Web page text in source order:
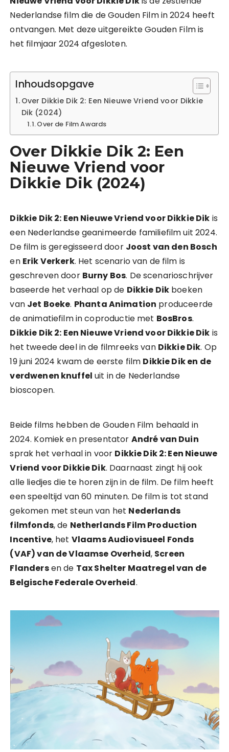
Nederlandse film die de Gouden Film in 2024 heeft
ontvangen. Met deze uitgereikte Gouden Film is
het filmjaar 2024 afgesloten.
Inhoudsopgave
Over Dikkie Dik 2: Een Nieuwe Vriend voor Dikkie
Dik (2024)
Over de Film Awards
Over Dikkie Dik 2: Een
Nieuwe Vriend voor
Dikkie Dik (2024)
Dikkie Dik 2: Een Nieuwe Vriend voor Dikkie Dik is
een Nederlandse geanimeerde familiefilm uit 2024.
De film is geregisseerd door Joost van den Bosch
en Erik Verkerk. Het scenario van de film is
geschreven door Burny Bos. De scenarioschrijver
baseerde het verhaal op de Dikkie Dik boeken
van Jet Boeke. Phanta Animation produceerde
de animatiefilm in coproductie met BosBros.
Dikkie Dik 2: Een Nieuwe Vriend voor Dikkie Dik is
het tweede deel in de filmreeks van Dikkie Dik. Op
19 juni 2024 kwam de eerste film Dikkie Dik en de
verdwenen knuffel uit in de Nederlandse
bioscopen.
Beide films hebben de Gouden Film behaald in
2024. Komiek en presentator André van Duin
sprak het verhaal in voor Dikkie Dik 2: Een Nieuwe
Vriend voor Dikkie Dik. Daarnaast zingt hij ook
alle liedjes die te horen zijn in de film. De film heeft
een speeltijd van 60 minuten. De film is tot stand
gekomen met steun van het Nederlands
filmfonds, de Netherlands Film Production
Incentive, het Vlaams Audiovisueel Fonds
(VAF) van de Vlaamse Overheid, Screen
Flandersen de Tax Shelter Maatregel van de
Belgische Federale Overheid.